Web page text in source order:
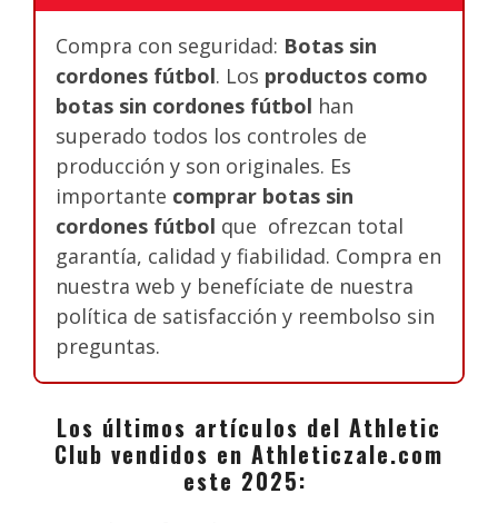
Compra con seguridad: Botas sin
cordones fútbol. Los productos como
botas sin cordones fútbol han
superado todos los controles de
producción y son originales. Es
importante comprar botas sin
cordones fútbol que ofrezcan total
garantía, calidad y fiabilidad. Compra en
nuestra web y benefíciate de nuestra
política de satisfacción y reembolso sin
preguntas.
Los últimos artículos del Athletic
Club vendidos en Athleticzale.com
este 2025: